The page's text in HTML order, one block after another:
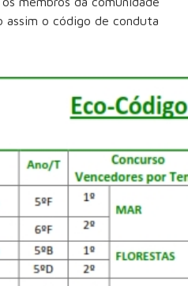
o código de conduta